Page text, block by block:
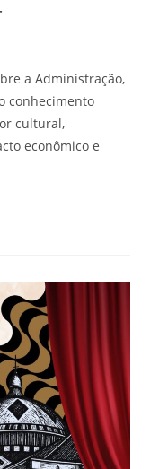
a Administração,
conhecimento
cultural,
econômico e